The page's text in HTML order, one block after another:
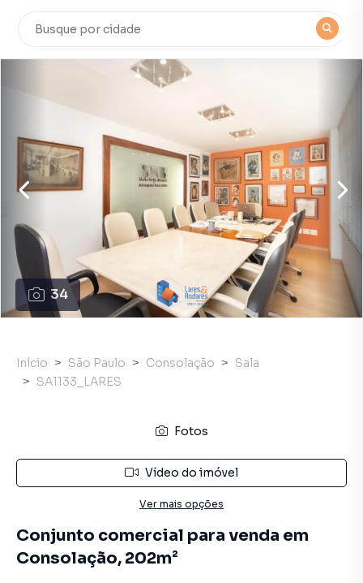
34
Início São Paulo Consolação
Sala
SA1133_LARES
Fotos
Vídeo do imóvel
Ver mais opções
Conjunto comercial para venda em
Consolação, 202m²